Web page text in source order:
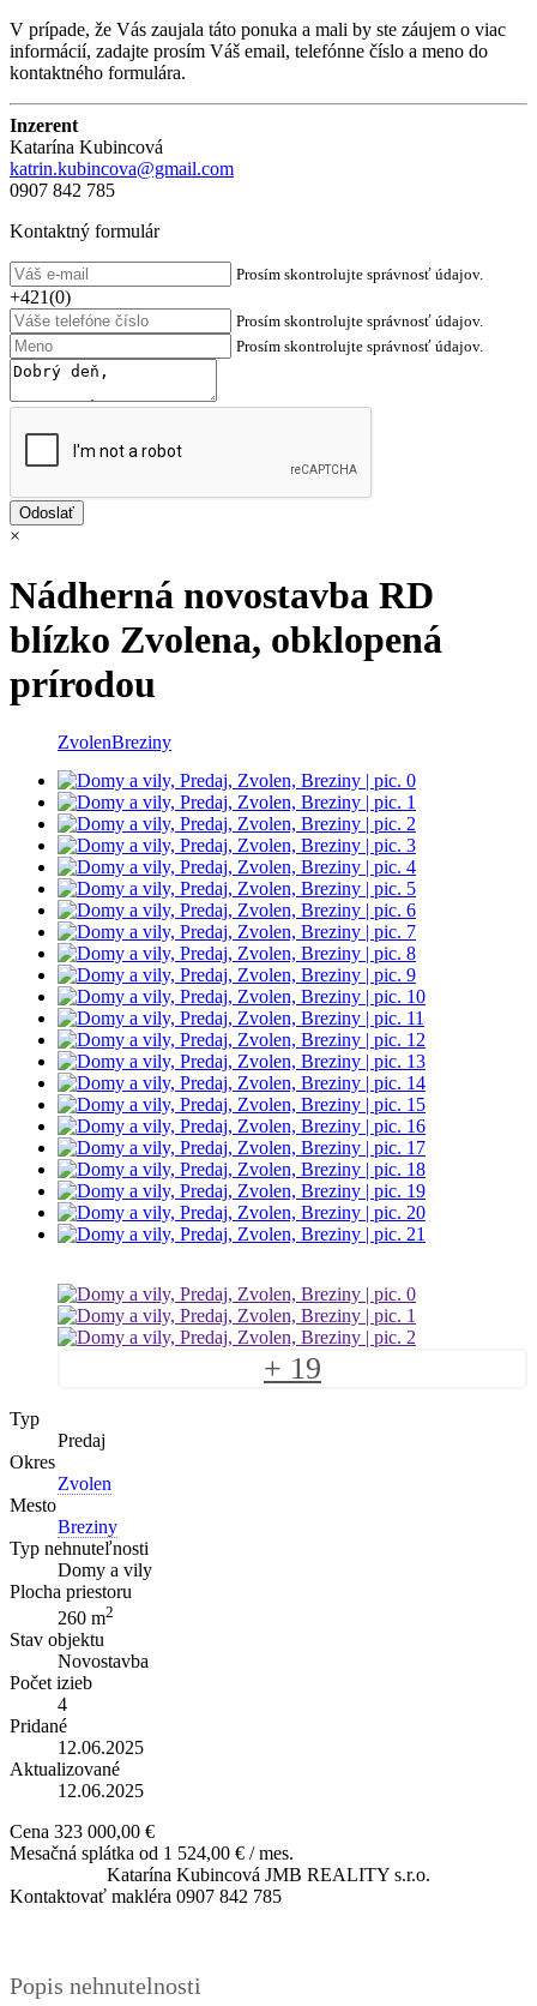
V prípade, že Vás zaujala táto ponuka a mali by ste záujem o viac
informácií, zadajte prosím Váš email, telefónne číslo a meno do
kontaktného formulára.
Inzerent
Katarína Kubincová
katrin.kubincova@gmail.com
0907 842 785
Kontaktný formulár
Prosím skontrolujte správnosť údajov.
+421(0)
Prosím skontrolujte správnosť údajov.
Prosím skontrolujte správnosť údajov.
×
Nádherná novostavba RD
blízko Zvolena, obklopená
prírodou
ZvolenBreziny
+ 19
Typ
Predaj
Okres
Zvolen
Mesto
Breziny
Typ nehnuteľnosti
Domy a vily
Plocha priestoru
260 m2
Stav objektu
Novostavba
Počet izieb
4
Pridané
12.06.2025
Aktualizované
12.06.2025
Cena 323 000,00 €
Mesačná splátka od 1 524,00 € / mes.
Katarína Kubincová JMB REALITY s.r.o.
Kontaktovať makléra 0907 842 785
Popis nehnutelnosti